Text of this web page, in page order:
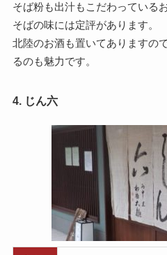
そば粉も出汁もこだわっている
そばの味には定評があります。
北陸のお酒も置いてありますの
るのも魅力です。
4. じん六